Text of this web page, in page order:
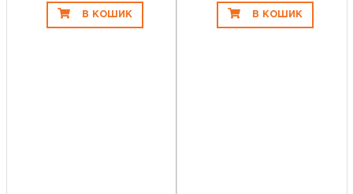
В КОШИК В КОШИК